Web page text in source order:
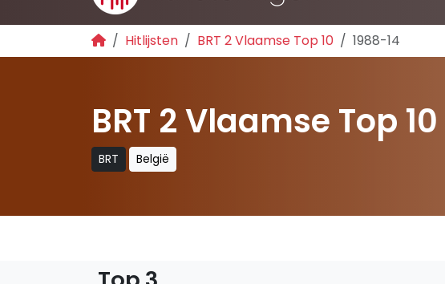
Hitlijsten BRT 2 Vlaamse Top 10 1988-14
BRT 2 Vlaamse Top 10
BRT België